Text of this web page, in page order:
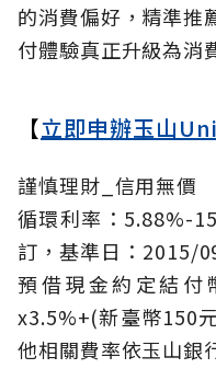
的消費偏好，精準推
付體驗真正升級為消
【立即申辦玉山
謹慎理財_信用無價
循環利率：5.88%-
訂，基準日：2015/
預借現金約定結付
x3.5%+(新臺幣150
他相關費率依玉山銀